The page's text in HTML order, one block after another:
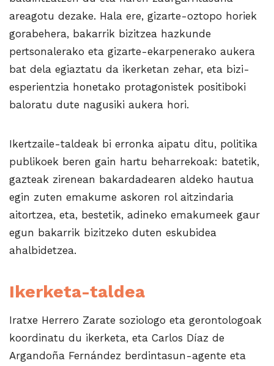
areagotu dezake. Hala ere, gizarte-oztopo horiek
gorabehera, bakarrik bizitzea hazkunde
pertsonalerako eta gizarte-ekarpenerako aukera
bat dela egiaztatu da ikerketan zehar, eta bizi-
esperientzia honetako protagonistek positiboki
baloratu dute nagusiki aukera hori.
Ikertzaile-taldeak bi erronka aipatu ditu, politika
publikoek beren gain hartu beharrekoak: batetik,
gazteak zirenean bakardadearen aldeko hautua
egin zuten emakume askoren rol aitzindaria
aitortzea, eta, bestetik, adineko emakumeek gaur
egun bakarrik bizitzeko duten eskubidea
ahalbidetzea.
Ikerketa-taldea
Iratxe Herrero Zarate soziologo eta gerontologoak
koordinatu du ikerketa, eta Carlos Díaz de
Argandoña Fernández berdintasun-agente eta